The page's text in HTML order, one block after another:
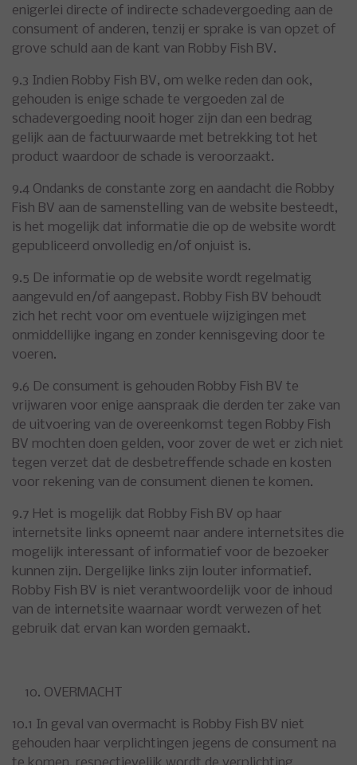
enigerlei directe of indirecte schadevergoeding aan de
consument of anderen, tenzij er sprake is van opzet of
grove schuld aan de kant van Robby Fish BV.
9.3 Indien Robby Fish BV, om welke reden dan ook,
gehouden is enige schade te vergoeden zal de
schadevergoeding nooit hoger zijn dan een bedrag
gelijk aan de factuurwaarde met betrekking tot het
product waardoor de schade is veroorzaakt.
9.4 Ondanks de constante zorg en aandacht die Robby
Fish BV aan de samenstelling van de website besteedt,
is het mogelijk dat informatie die op de website wordt
gepubliceerd onvolledig en/of onjuist is.
9.5 De informatie op de website wordt regelmatig
aangevuld en/of aangepast. Robby Fish BV behoudt
zich het recht voor om eventuele wijzigingen met
onmiddellijke ingang en zonder kennisgeving door te
voeren.
9.6 De consument is gehouden Robby Fish BV te
vrijwaren voor enige aanspraak die derden ter zake van
de uitvoering van de overeenkomst tegen Robby Fish
BV mochten doen gelden, voor zover de wet er zich niet
tegen verzet dat de desbetreffende schade en kosten
voor rekening van de consument dienen te komen.
9.7 Het is mogelijk dat Robby Fish BV op haar
internetsite links opneemt naar andere internetsites die
mogelijk interessant of informatief voor de bezoeker
kunnen zijn. Dergelijke links zijn louter informatief.
Robby Fish BV is niet verantwoordelijk voor de inhoud
van de internetsite waarnaar wordt verwezen of het
gebruik dat ervan kan worden gemaakt.
OVERMACHT
10.1 In geval van overmacht is Robby Fish BV niet
gehouden haar verplichtingen jegens de consument na